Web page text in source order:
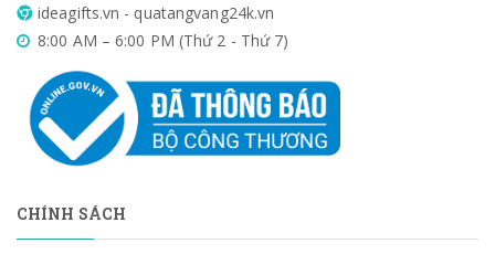
ideagifts.vn - quatangvang24k.vn
8:00 AM – 6:00 PM (Thứ 2 - Thứ 7)
CHÍNH SÁCH